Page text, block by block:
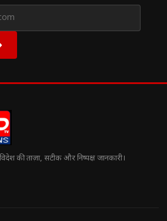
की ताज़ा, सटीक और निष्पक्ष जानकारी।